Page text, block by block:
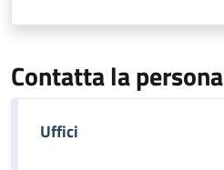
Contatta la persona
Uffici